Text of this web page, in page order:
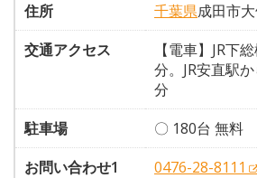
住所
千葉県成田市
交通アクセス
【電車】JR下
分。JR安直駅
分
駐車場
〇 180台 無料
お問い合わせ1
0476-28-8111